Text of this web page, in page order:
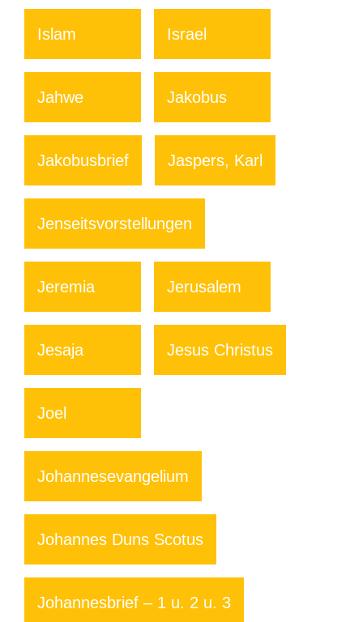
Islam Israel
Jahwe Jakobus
Jakobusbrief Jaspers, Karl
Jenseitsvorstellungen
Jeremia Jerusalem
Jesaja Jesus Christus
Joel
Johannesevangelium
Johannes Duns Scotus
Johannesbrief – 1 u. 2 u. 3